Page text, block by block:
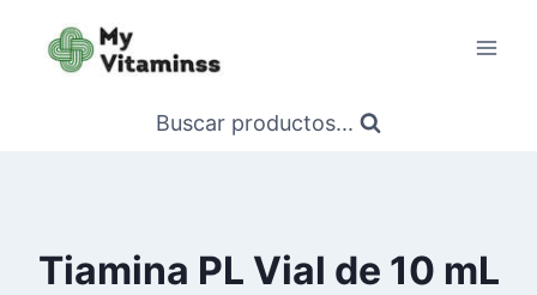
contenido
Buscar productos...
Tiamina PL Vial de 10 mL